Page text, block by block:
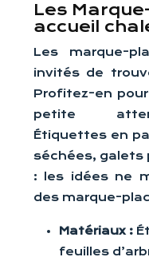
Les
accueil
Les marque-
invités de
Profitez-en
petite
Étiquettes en
séchées, galets
: les idées ne
des marque-
Matériaux :
feuilles